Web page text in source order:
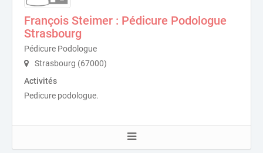
François Steimer : Pédicure Podologue
Strasbourg
Pédicure Podologue
Strasbourg (67000)
Activités
Pedicure podologue.